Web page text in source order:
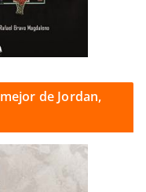
de Jordan,